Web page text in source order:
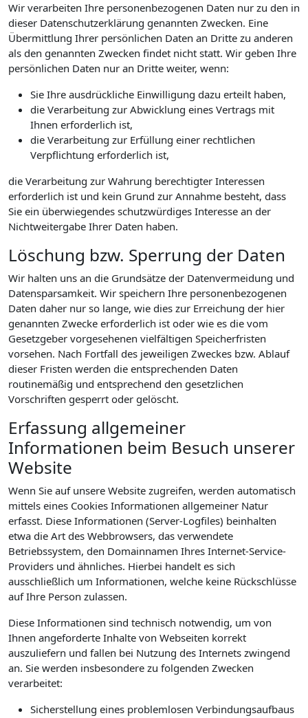
Wir verarbeiten Ihre personenbezogenen Daten nur zu den in
dieser Datenschutzerklärung genannten Zwecken. Eine
Übermittlung Ihrer persönlichen Daten an Dritte zu anderen
als den genannten Zwecken findet nicht statt. Wir geben Ihre
persönlichen Daten nur an Dritte weiter, wenn:
Sie Ihre ausdrückliche Einwilligung dazu erteilt haben,
die Verarbeitung zur Abwicklung eines Vertrags mit
Ihnen erforderlich ist,
die Verarbeitung zur Erfüllung einer rechtlichen
Verpflichtung erforderlich ist,
die Verarbeitung zur Wahrung berechtigter Interessen
erforderlich ist und kein Grund zur Annahme besteht, dass
Sie ein überwiegendes schutzwürdiges Interesse an der
Nichtweitergabe Ihrer Daten haben.
Löschung bzw. Sperrung der Daten
Wir halten uns an die Grundsätze der Datenvermeidung und
Datensparsamkeit. Wir speichern Ihre personenbezogenen
Daten daher nur so lange, wie dies zur Erreichung der hier
genannten Zwecke erforderlich ist oder wie es die vom
Gesetzgeber vorgesehenen vielfältigen Speicherfristen
vorsehen. Nach Fortfall des jeweiligen Zweckes bzw. Ablauf
dieser Fristen werden die entsprechenden Daten
routinemäßig und entsprechend den gesetzlichen
Vorschriften gesperrt oder gelöscht.
Erfassung allgemeiner
Informationen beim Besuch unserer
Website
Wenn Sie auf unsere Website zugreifen, werden automatisch
mittels eines Cookies Informationen allgemeiner Natur
erfasst. Diese Informationen (Server-Logfiles) beinhalten
etwa die Art des Webbrowsers, das verwendete
Betriebssystem, den Domainnamen Ihres Internet-Service-
Providers und ähnliches. Hierbei handelt es sich
ausschließlich um Informationen, welche keine Rückschlüsse
auf Ihre Person zulassen.
Diese Informationen sind technisch notwendig, um von
Ihnen angeforderte Inhalte von Webseiten korrekt
auszuliefern und fallen bei Nutzung des Internets zwingend
an. Sie werden insbesondere zu folgenden Zwecken
verarbeitet:
Sicherstellung eines problemlosen Verbindungsaufbaus